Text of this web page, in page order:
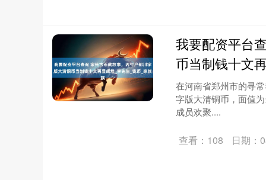
我要配资平台
币当制钱十文
在河南省郑州市的寻
字版大清铜币，面值
成员欢聚....
查看：108 日期：